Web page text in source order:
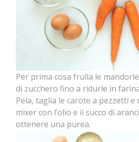
Per prima cosa frulla le
di zucchero fino a ridurle in
Pela, taglia le carote a pezzetti e
mixer con l’olio e il succo di
ottenere una purea.